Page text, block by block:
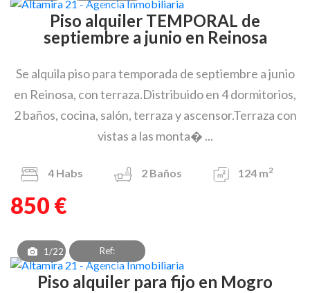
PAF_OEA_8302
Piso alquiler TEMPORAL de
septiembre a junio en Reinosa
Se alquila piso para temporada de septiembre a junio
en Reinosa, con terraza.Distribuido en 4 dormitorios,
2 baños, cocina, salón, terraza y ascensor.Terraza con
vistas a las monta� ...
4 Habs 2 Baños 124 m2
850 €
1/22
Ref:
PAF_OEA_8303
Piso alquiler para fijo en Mogro